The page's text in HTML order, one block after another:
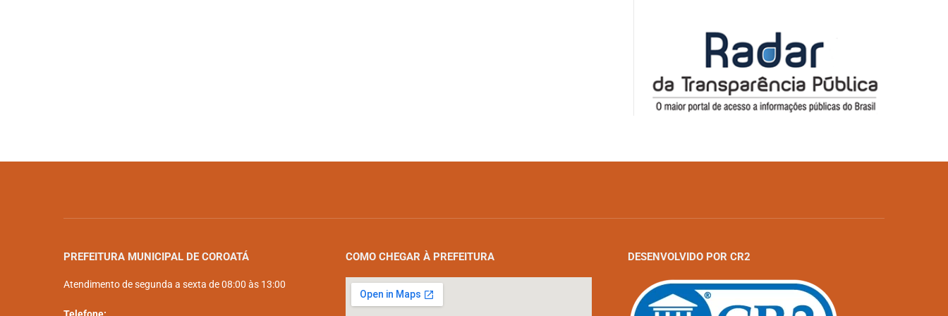
PREFEITURA MUNICIPAL DE COROATÁ
Atendimento de segunda a sexta de 08:00 às 13:00
COMO CHEGAR À PREFEITURA DESENVOLVIDO POR CR2